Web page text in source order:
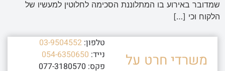
שמדובר באירוע בו המתלוננת הסכימה לחלוטין למעשיו של
הלקוח וכי […]
משרדי חרט על
טלפון: 03-9504552
נייד: 054-6350650
פקס: 077-3180570